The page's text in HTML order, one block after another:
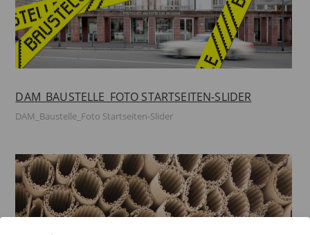
DAM_BAUSTELLE_FOTO STARTSEITEN-SLIDER
DAM_Baustelle_Foto Startseiten-Slider